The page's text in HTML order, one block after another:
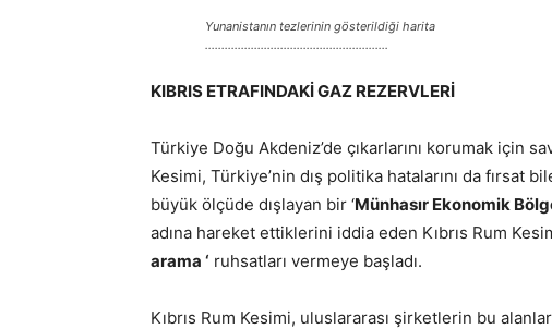
Yunanistanın tezlerinin gösterildiği harita
………………………………………………..
KIBRIS ETRAFINDAKİ GAZ REZERVLERİ
Türkiye Doğu Akdeniz’de çıkarlarını korumak için
Kesimi, Türkiye’nin dış politika hatalarını da fırsat
büyük ölçüde dışlayan bir ‘Münhasır Ekonomik
adına hareket ettiklerini iddia eden Kıbrıs Rum
arama ‘ ruhsatları vermeye başladı.
Kıbrıs Rum Kesimi, uluslararası şirketlerin bu